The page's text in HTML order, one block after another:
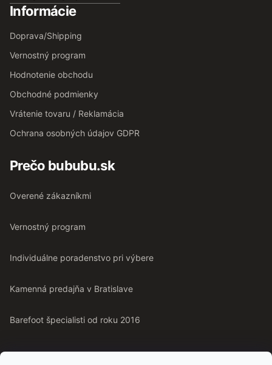
Informácie
Doprava/Shipping
Vernostný program
Hodnotenie obchodu
Obchodné podmienky
Vrátenie tovaru / Reklamácia
Ochrana osobných údajov GDPR
Prečo bububu.sk
Overené zákazníkmi
Vernostný program
Individuálne poradenstvo pri výbere
Kamenná predajňa v Bratislave
Barefoot špecialisti od roku 2016